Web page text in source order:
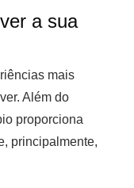
a sua
mais
Além do
proporciona
principalmente,